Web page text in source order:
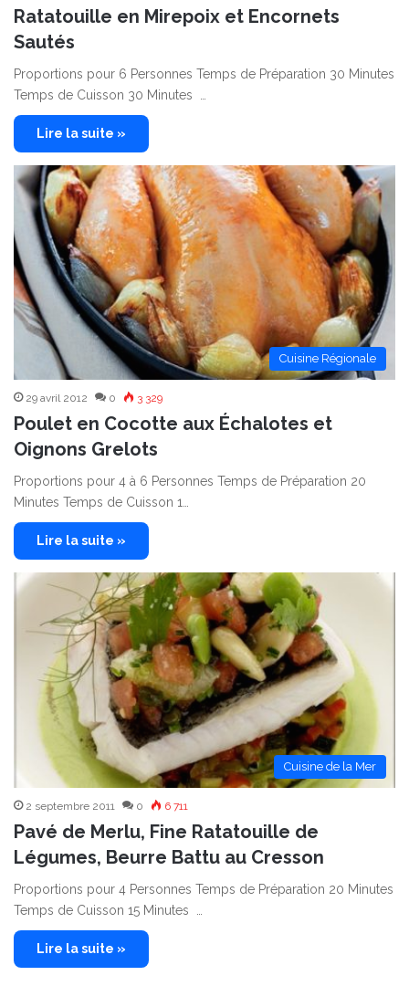
Ratatouille en Mirepoix et Encornets
Sautés
Proportions pour 6 Personnes Temps de Préparation 30 Minutes
Temps de Cuisson 30 Minutes …
Lire la suite »
Cuisine Régionale
29 avril 2012 0 3 329
Poulet en Cocotte aux Échalotes et
Oignons Grelots
Proportions pour 4 à 6 Personnes Temps de Préparation 20
Minutes Temps de Cuisson 1…
Lire la suite »
Cuisine de la Mer
2 septembre 2011 0 6 711
Pavé de Merlu, Fine Ratatouille de
Légumes, Beurre Battu au Cresson
Proportions pour 4 Personnes Temps de Préparation 20 Minutes
Temps de Cuisson 15 Minutes …
Lire la suite »